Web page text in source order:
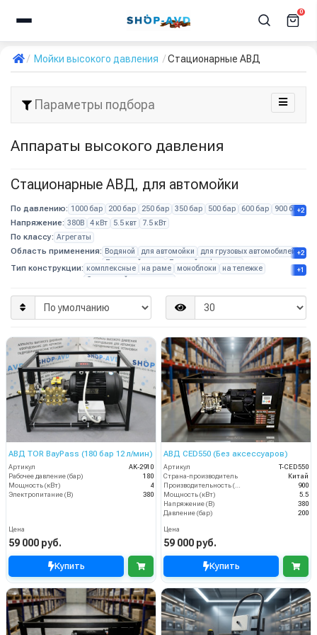
0
Мойки высокого давления Стационарные АВД
Параметры подбора
Аппараты высокого давления
Стационарные АВД, для автомойки
По давлению: 1000 бар 200 бар 250 бар 350 бар 500 бар 600 бар 900 бар+2
Напряжение: 380В 4 кВт 5.5 квт 7.5 кВт
По классу: Агрегаты
Область применения: Водяной для автомойки
для грузовых автомобилей
Для детейлинга
Для мойки фасадов
+2
Тип конструкции: комплексные на раме моноблоки
на тележке
С катушкой для шланга
+1
АВД TOR BayPass (180 бар 12 л/мин)
Артикул
AK-2910
Рабочее давление (бар)
180
Мощность (кВт)
4
Электропитание (В)
380
Цена
59 000 руб.
Купить
АВД CED550 (Без аксессуаров)
Артикул
T-CED550
Страна-производитель
Китай
900
Мощность (кВт)
5.5
Напряжение (В)
380
Давление (бар)
200
Цена
59 000 руб.
Купить